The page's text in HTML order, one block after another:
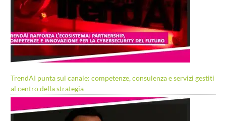
TrendAI punta sul canale: competenze, consulenza e servizi gestiti
al centro della strategia